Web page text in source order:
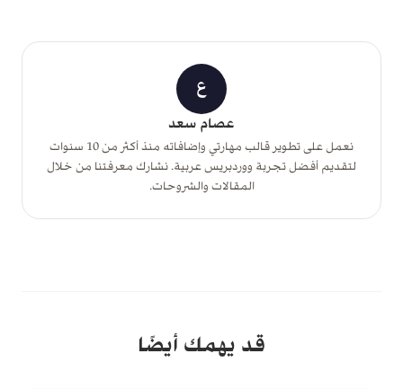
ع
عصام سعد
نعمل على تطوير قالب مهارتي وإضافاته منذ أكثر من 10 سنوات
لتقديم أفضل تجربة ووردبريس عربية. نشارك معرفتنا من خلال
المقالات والشروحات.
قد يهمك أيضًا